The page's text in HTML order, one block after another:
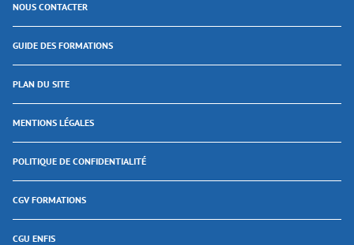
NOUS CONTACTER
GUIDE DES FORMATIONS
PLAN DU SITE
MENTIONS LÉGALES
POLITIQUE DE CONFIDENTIALITÉ
CGV FORMATIONS
CGU ENFIS